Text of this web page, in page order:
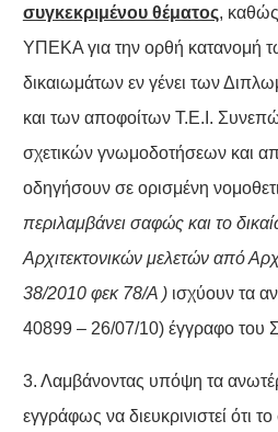
συγκεκριμένου θέματος,
ΥΠΕΚΑ για την ορθή κατανομή
δικαιωμάτων εν γένει των
και των αποφοίτων Τ.Ε.Ι.
σχετικών γνωμοδοτήσεων και
οδηγήσουν σε ορισμένη
περιλαμβάνει σαφώς και το
Αρχιτεκτονικών μελετών από
38/2010 φεκ 78/Α ) ισχύουν τα
40899 – 26/07/10) έγγραφο
3. Λαμβάνοντας υπόψη τα
εγγράφως να διευκρινιστεί ότι